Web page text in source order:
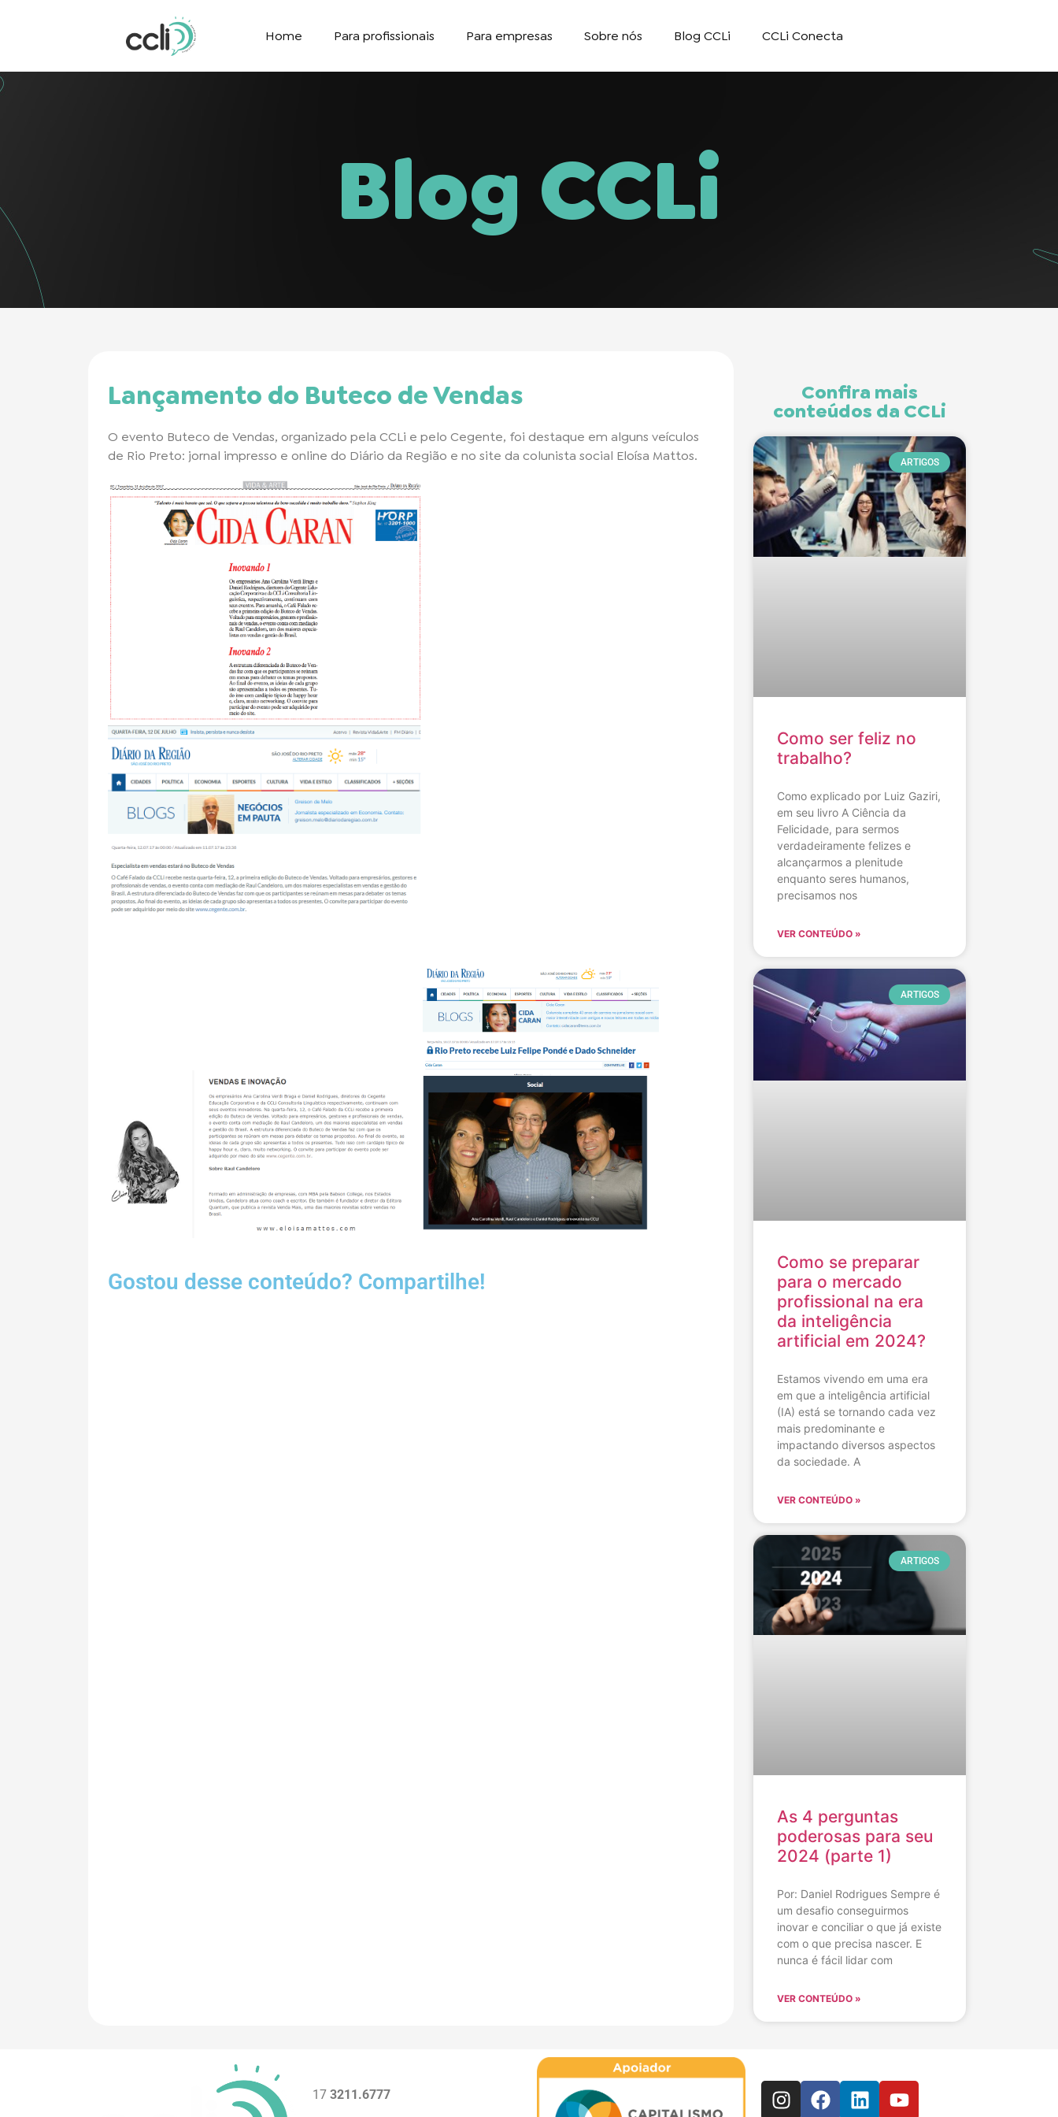
Home Para profissionais Para empresas Sobre nós Blog CCLi CCLi Conecta
Blog CCLi
Lançamento do Buteco de Vendas
O evento Buteco de Vendas, organizado pela CCLi e pelo Cegente, foi destaque em alguns veículos
de Rio Preto: jornal impresso e online do Diário da Região e no site da colunista social Eloísa Mattos.
Gostou desse conteúdo? Compartilhe!
Confira mais
conteúdos da CCLi
ARTIGOS
Como ser feliz no
trabalho?
Como explicado por Luiz Gaziri,
em seu livro A Ciência da
Felicidade, para sermos
verdadeiramente felizes e
alcançarmos a plenitude
enquanto seres humanos,
precisamos nos
VER CONTEÚDO »
ARTIGOS
Como se preparar
para o mercado
profissional na era
da inteligência
artificial em 2024?
Estamos vivendo em uma era
em que a inteligência artificial
(IA) está se tornando cada vez
mais predominante e
impactando diversos aspectos
da sociedade. A
VER CONTEÚDO »
ARTIGOS
As 4 perguntas
poderosas para seu
2024 (parte 1)
Por: Daniel Rodrigues Sempre é
um desafio conseguirmos
inovar e conciliar o que já existe
com o que precisa nascer. E
nunca é fácil lidar com
VER CONTEÚDO »
17 3211.6777